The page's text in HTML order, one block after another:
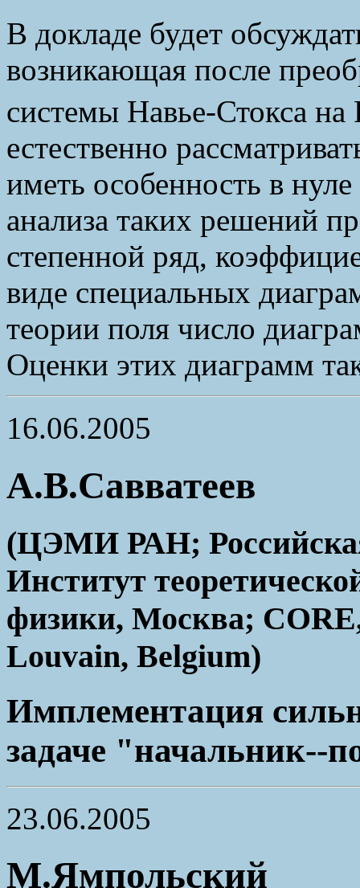
В докладе будет
возникающая после
системы Навье-Стокса на
естественно
иметь особенность в
анализа таких решений
степенной ряд,
виде специальных
теории поля число
Оценки этих диаграмм
16.06.2005
А.В.Савватеев
(ЦЭМИ РАН;
Институт
физики, Москва;
Louvain, Belgium)
Имплементация
задаче "начальник--
23.06.2005
М.Ямпольский